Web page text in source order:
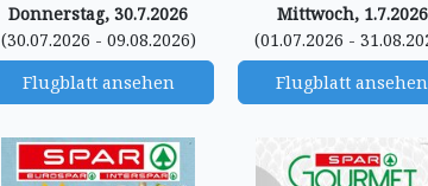
Donnerstag, 30.7.2026
(30.07.2026 - 09.08.2026)
Flugblatt ansehen
Mittwoch, 1.7.2026
(01.07.2026 -
Flugblatt ansehen